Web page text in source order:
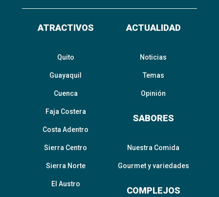
ATRACTIVOS
Quito
Guayaquil
Cuenca
Faja Costera
Costa Adentro
Sierra Centro
Sierra Norte
El Austro
ACTUALIDAD
Noticias
Temas
Opinión
SABORES
Nuestra Comida
Gourmet y variedades
COMPLEJOS